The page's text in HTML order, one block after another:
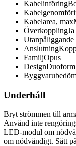
Kabelinföring
Kabelarea, max
ÖverkopplingJa
Utanpåliggande
Anslutning
FamiljOpus
DesignDuoform
Underhåll
Bryt strömmen till
Använd inte
LED-modul om
om nödvändigt. Sätt